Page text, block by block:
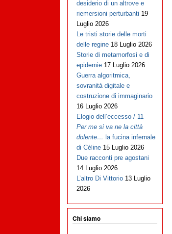
desiderio di un altrove e
riemersioni perturbanti 19
Luglio 2026
Le tristi storie delle morti
delle regine 18 Luglio 2026
Storie di metamorfosi e di
epidemie 17 Luglio 2026
Guerra algoritmica,
sovranità digitale e
costruzione di immaginario
16 Luglio 2026
Elogio dell’eccesso / 11 –
Per me si va ne la città
dolente… la fucina infernale
di Cèline 15 Luglio 2026
Due racconti pre agostani
14 Luglio 2026
L’altro Di Vittorio 13 Luglio
2026
Chi siamo